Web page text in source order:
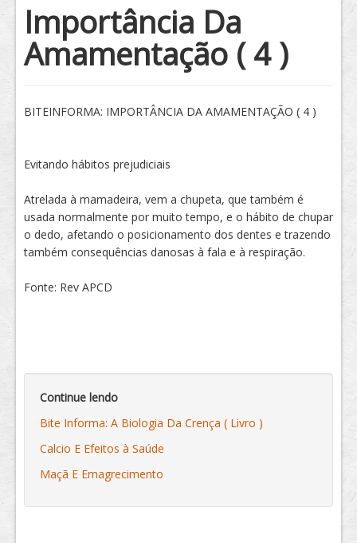
Tratamento
Importância Da
Amamentação ( 4 )
BITEINFORMA: IMPORTÂNCIA DA AMAMENTAÇÃO ( 4 )
Evitando hábitos prejudiciais
Atrelada à mamadeira, vem a chupeta, que também é
usada normalmente por muito tempo, e o hábito de chupar
o dedo, afetando o posicionamento dos dentes e trazendo
também consequências danosas à fala e à respiração.
Fonte: Rev APCD
Continue lendo
Bite Informa: A Biologia Da Crença ( Livro )
Calcio E Efeitos à Saúde
Maçã E Emagrecimento